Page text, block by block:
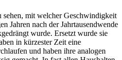
sehen, mit welcher Geschwindigkeit
Jahren nach der Jahrtausendwende
wurde. Ersetzt wurde sie
in kürzester Zeit eine
und haben ihre analogen